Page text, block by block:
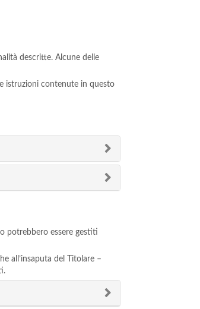
descritte. Alcune delle
istruzioni contenute in questo
potrebbero essere gestiti
all’insaputa del Titolare –